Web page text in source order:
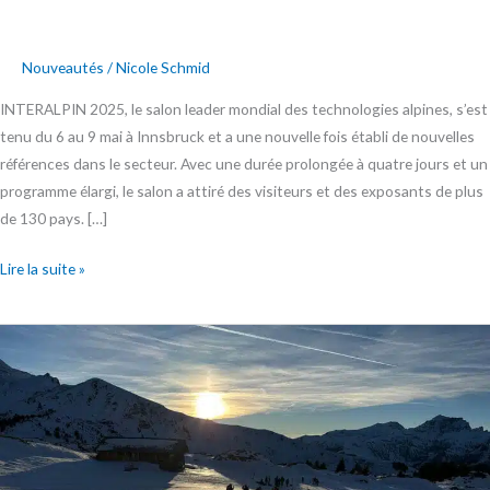
Nouveautés /Nicole Schmid
INTERALPIN 2025, le salon leader mondial des technologies alpines, s’est
tenu du 6 au 9 mai à Innsbruck et a une nouvelle fois établi de nouvelles
références dans le secteur. Avec une durée prolongée à quatre jours et un
programme élargi, le salon a attiré des visiteurs et des exposants de plus
de 130 pays. […]
Lire la suite »
neige
toute
sécurité:
cours